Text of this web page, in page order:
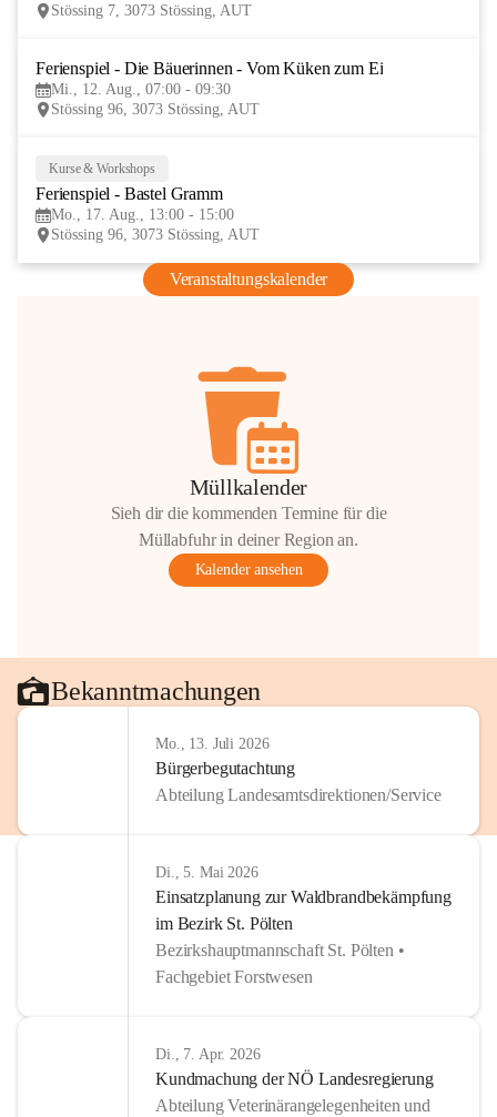
Stössing 7, 3073 Stössing, AUT
Ferienspiel - Die Bäuerinnen - Vom Küken zum Ei
Mi., 12. Aug., 07:00 - 09:30
Stössing 96, 3073 Stössing, AUT
Kurse & Workshops
Ferienspiel - Bastel Gramm
Mo., 17. Aug., 13:00 - 15:00
Stössing 96, 3073 Stössing, AUT
Veranstaltungskalender
Müllkalender
Sieh dir die kommenden Termine für die
Müllabfuhr in deiner Region an.
Kalender ansehen
Bekanntmachungen
Mo., 13. Juli 2026
Bürgerbegutachtung
Abteilung Landesamtsdirektionen/Service
Di., 5. Mai 2026
Einsatzplanung zur Waldbrandbekämpfung
im Bezirk St. Pölten
Bezirkshauptmannschaft St. Pölten •
Fachgebiet Forstwesen
Di., 7. Apr. 2026
Kundmachung der NÖ Landesregierung
Abteilung Veterinärangelegenheiten und